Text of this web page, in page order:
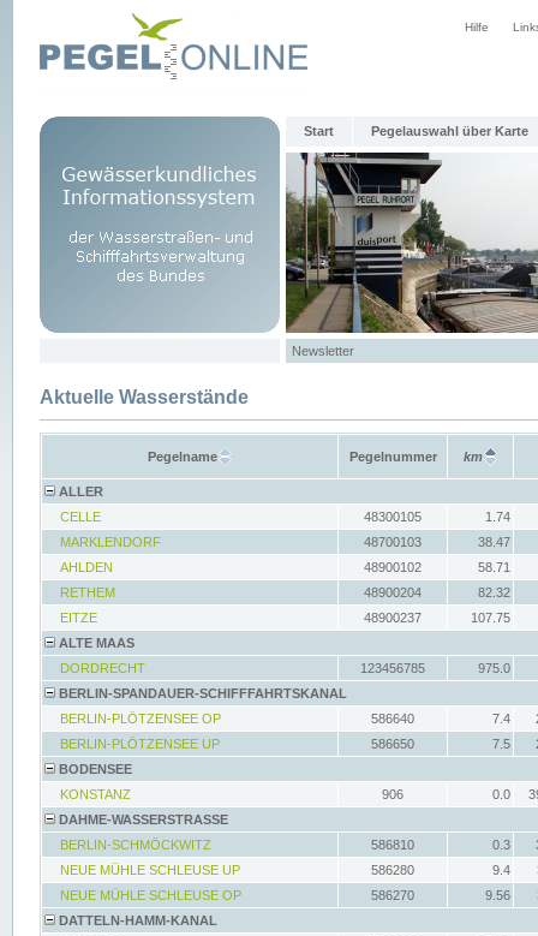
Hilfe
Start Pegelauswahl über Karte
Newsletter
Aktuelle Wasserstände
Pegelname Pegelnummer km
ALLER
CELLE
48300105
1.74
MARKLENDORF
48700103
38.47
AHLDEN
48900102
58.71
RETHEM
48900204
82.32
EITZE
48900237
107.75
ALTE MAAS
DORDRECHT
123456785
975.0
BERLIN-SPANDAUER-SCHIFFFAHRTSKANAL
BERLIN-PLÖTZENSEE OP
586640 7.4
BERLIN-PLÖTZENSEE UP
586650 7.5
BODENSEE
KONSTANZ
906 0.0
DAHME-WASSERSTRASSE
BERLIN-SCHMÖCKWITZ
586810 0.3
NEUE MÜHLE SCHLEUSE UP
586280 9.4
NEUE MÜHLE SCHLEUSE OP
586270 9.56
DATTELN-HAMM-KANAL